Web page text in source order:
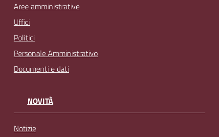
Aree amministrative
Uffici
Politici
Personale Amministrativo
Documenti e dati
NOVITÀ
Notizie